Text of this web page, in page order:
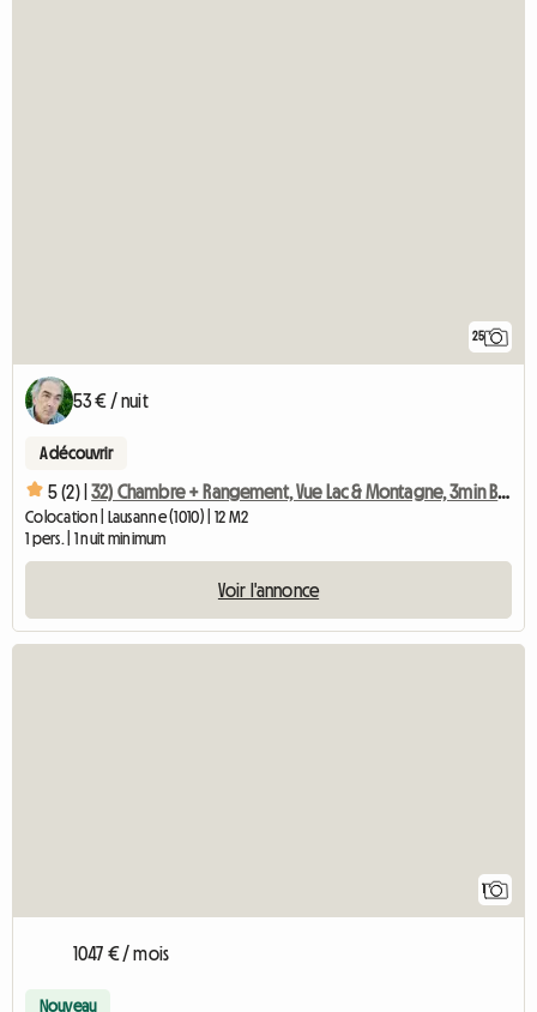
25
53 € / nuit
A découvrir
5 (2) | 32) Chambre + Rangement, Vue Lac & Montagne, 3min Bus&Métro
Colocation | Lausanne (1010) | 12 M2
1 pers. | 1 nuit minimum
Voir l'annonce
1
1047 € / mois
Nouveau